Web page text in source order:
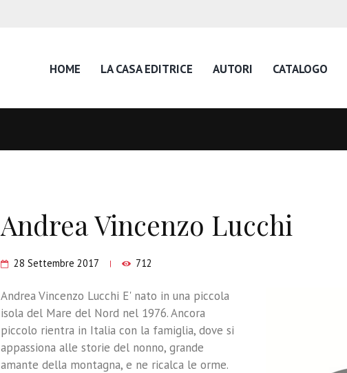
HOME LA CASA EDITRICE AUTORI CATALOGO
Andrea Vincenzo Lucchi
28 Settembre 2017 712
Andrea Vincenzo Lucchi E' nato in una piccola
isola del Mare del Nord nel 1976. Ancora
piccolo rientra in Italia con la famiglia, dove si
appassiona alle storie del nonno, grande
amante della montagna, e ne ricalca le orme.